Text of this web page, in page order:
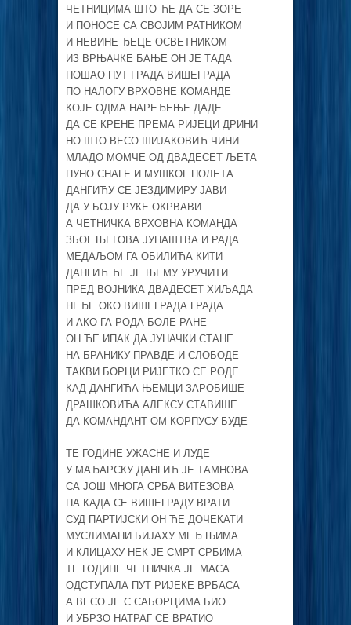
ЧЕТНИЦИМА ШТО ЋЕ ДА СЕ ЗОРЕ
И ПОНОСЕ СА СВОЈИМ РАТНИКОМ
И НЕВИНЕ ЂЕЦЕ ОСВЕТНИКОМ
ИЗ ВРЊАЧКЕ БАЊЕ ОН ЈЕ ТАДА
ПОШАО ПУТ ГРАДА ВИШЕГРАДА
ПО НАЛОГУ ВРХОВНЕ КОМАНДЕ
КОЈЕ ОДМА НАРЕЂЕЊЕ ДАДЕ
ДА СЕ КРЕНЕ ПРЕМА РИЈЕЦИ ДРИНИ
НО ШТО ВЕСО ШИЈАКОВИЋ ЧИНИ
МЛАДО МОМЧЕ ОД ДВАДЕСЕТ ЉЕТА
ПУНО СНАГЕ И МУШКОГ ПОЛЕТА
ДАНГИЋУ СЕ ЈЕЗДИМИРУ ЈАВИ
ДА У БОЈУ РУКЕ ОКРВАВИ
А ЧЕТНИЧКА ВРХОВНА КОМАНДА
ЗБОГ ЊЕГОВА ЈУНАШТВА И РАДА
МЕДАЉОМ ГА ОБИЛИЋА КИТИ
ДАНГИЋ ЋЕ ЈЕ ЊЕМУ УРУЧИТИ
ПРЕД ВОЈНИКА ДВАДЕСЕТ ХИЉАДА
НЕЂЕ ОКО ВИШЕГРАДА ГРАДА
И АКО ГА РОДА БОЛЕ РАНЕ
ОН ЋЕ ИПАК ДА ЈУНАЧКИ СТАНЕ
НА БРАНИКУ ПРАВДЕ И СЛОБОДЕ
ТАКВИ БОРЦИ РИЈЕТКО СЕ РОДЕ
КАД ДАНГИЋА ЊЕМЦИ ЗАРОБИШЕ
ДРАШКОВИЋА АЛЕКСУ СТАВИШЕ
ДА КОМАНДАНТ ОМ КОРПУСУ БУДЕ
ТЕ ГОДИНЕ УЖАСНЕ И ЛУДЕ
У МАЂАРСКУ ДАНГИЋ ЈЕ ТАМНОВА
СА ЈОШ МНОГА СРБА ВИТЕЗОВА
ПА КАДА СЕ ВИШЕГРАДУ ВРАТИ
СУД ПАРТИЈСКИ ОН ЋЕ ДОЧЕКАТИ
МУСЛИМАНИ БИЈАХУ МЕЂ ЊИМА
И КЛИЦАХУ НЕК ЈЕ СМРТ СРБИМА
ТЕ ГОДИНЕ ЧЕТНИЧКА ЈЕ МАСА
ОДСТУПАЛА ПУТ РИЈЕКЕ ВРБАСА
А ВЕСО ЈЕ С САБОРЦИМА БИО
И УБРЗО НАТРАГ СЕ ВРАТИО